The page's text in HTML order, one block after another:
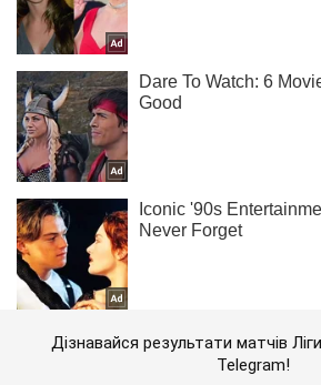
Дізнавайся результати матчів
Telegram!